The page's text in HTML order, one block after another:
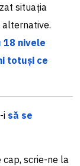
situația
18 nivele
totuși ce
i să se
scrie-ne la